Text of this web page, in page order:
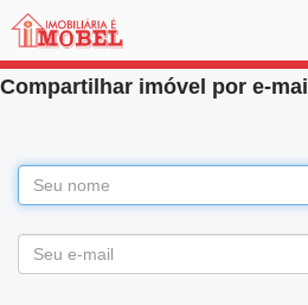
Compartilhar imóvel por e-mail